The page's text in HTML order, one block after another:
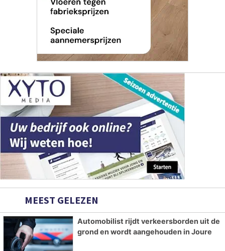
MEEST GELEZEN
Automobilist rijdt verkeersborden uit de
grond en wordt aangehouden in Joure